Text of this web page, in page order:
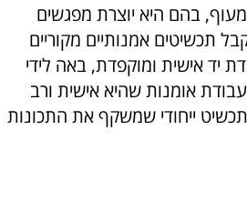
בהם היא יוצרת מפגשים
תכשיטים אמנותיים מקוריים
יד אישית ומוקפדת, באה לידי
אומנות שהיא אישית ורב
ייחודי שמשקף את התכונות